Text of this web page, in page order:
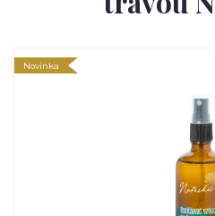
Novinka